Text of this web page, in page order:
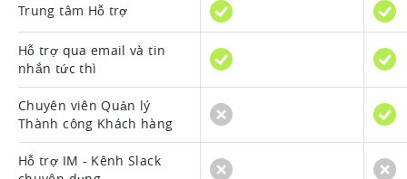
Trung tâm Hỗ trợ
Hỗ trợ qua email và tin
nhắn tức thì
Chuyên viên Quản lý
Thành công Khách hàng
Hỗ trợ IM - Kênh Slack